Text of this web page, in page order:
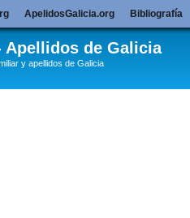
Apellidos de Galicia
y apellidos de Galicia
ApelidosGalicia.org Bibliografía